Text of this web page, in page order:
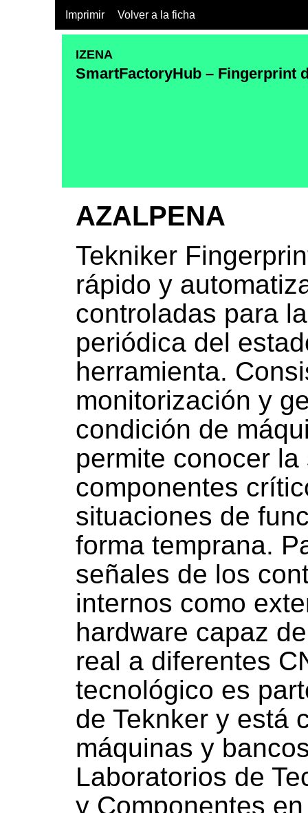
Imprimir Volver a la ficha
IZENA
SmartFactoryHub – Fingerprint
AZALPENA
Tekniker
rápido y
controladas para
periódica del
herramienta.
monitorización y
condición de
permite conocer
componentes
situaciones de
forma temprana.
señales de los
internos como
hardware capaz
real a diferentes
tecnológico es
de Teknker y está
máquinas y
Laboratorios de
y Componentes